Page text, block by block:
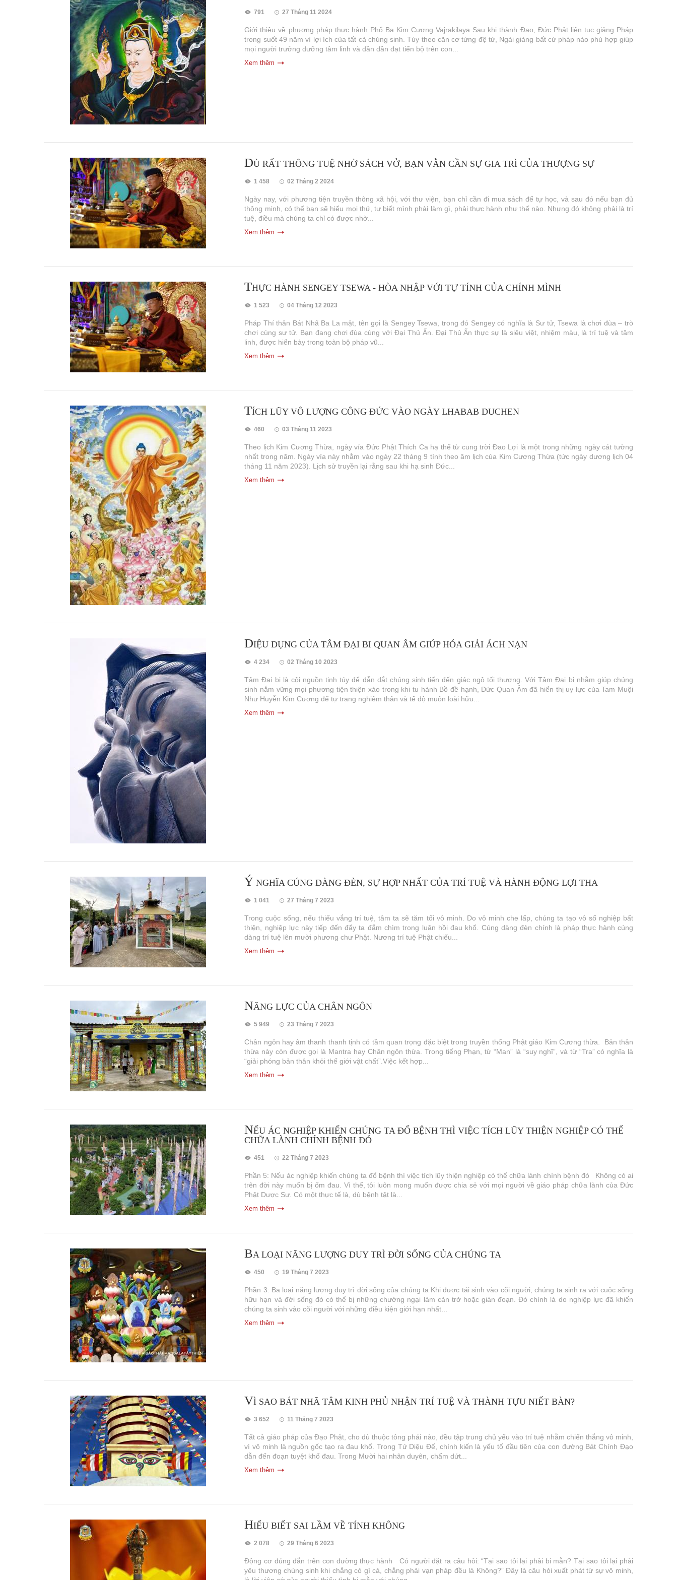
791 27 Tháng 11 2024
Giới thiệu về phương pháp thực hành Phổ Ba Kim Cương Vajrakilaya Sau khi thành Đạo, Đức Phật liên tục giảng Pháp
trong suốt 49 năm vì lợi ích của tất cả chúng sinh. Tùy theo căn cơ từng đệ tử, Ngài giảng bất cứ pháp nào phù hợp giúp
mọi người trưởng dưỡng tâm linh và dần dần đạt tiến bộ trên con...
Xem thêm
DÙ RẤT THÔNG TUỆ NHỜ SÁCH VỞ, BẠN VẪN CẦN SỰ GIA TRÌ CỦA THƯỢNG SỰ
1 458 02 Tháng 2 2024
Ngày nay, với phương tiện truyền thông xã hội, với thư viện, bạn chỉ cần đi mua sách để tự học, và sau đó nếu bạn đủ
thông minh, có thể bạn sẽ hiểu mọi thứ, tự biết mình phải làm gì, phải thực hành như thế nào. Nhưng đó không phải là trí
tuệ, điều mà chúng ta chỉ có được nhờ...
Xem thêm
THỰC HÀNH SENGEY TSEWA - HÒA NHẬP VỚI TỰ TÍNH CỦA CHÍNH MÌNH
1 523 04 Tháng 12 2023
Pháp Thí thân Bát Nhã Ba La mật, tên gọi là Sengey Tsewa, trong đó Sengey có nghĩa là Sư tử, Tsewa là chơi đùa – trò
chơi cùng sư tử. Bạn đang chơi đùa cùng với Đại Thủ Ấn. Đại Thủ Ấn thực sự là siêu việt, nhiệm màu, là trí tuệ và tâm
linh, được hiển bày trong toàn bộ pháp vũ...
Xem thêm
TÍCH LŨY VÔ LƯỢNG CÔNG ĐỨC VÀO NGÀY LHABAB DUCHEN
460 03 Tháng 11 2023
Theo lịch Kim Cương Thừa, ngày vía Đức Phật Thích Ca hạ thế từ cung trời Đao Lợi là một trong những ngày cát tường
nhất trong năm. Ngày vía này nhằm vào ngày 22 tháng 9 tính theo âm lịch của Kim Cương Thừa (tức ngày dương lịch 04
tháng 11 năm 2023). Lịch sử truyền lại rằng sau khi hạ sinh Đức...
Xem thêm
DIỆU DỤNG CỦA TÂM ĐẠI BI QUAN ÂM GIÚP HÓA GIẢI ÁCH NẠN
4 234 02 Tháng 10 2023
Tâm Đại bi là cội nguồn tinh túy để dẫn dắt chúng sinh tiến đến giác ngộ tối thượng. Với Tâm Đại bi nhằm giúp chúng
sinh nắm vững mọi phương tiện thiện xảo trong khi tu hành Bồ đề hạnh, Đức Quan Âm đã hiển thị uy lực của Tam Muội
Như Huyễn Kim Cương để tự trang nghiêm thân và tế độ muôn loài hữu...
Xem thêm
Ý NGHĨA CÚNG DÀNG ĐÈN, SỰ HỢP NHẤT CỦA TRÍ TUỆ VÀ HÀNH ĐỘNG LỢI THA
1 041 27 Tháng 7 2023
Trong cuộc sống, nếu thiếu vắng trí tuệ, tâm ta sẽ tăm tối vô minh. Do vô minh che lấp, chúng ta tạo vô số nghiệp bất
thiện, nghiệp lực này tiếp đến đẩy ta đắm chìm trong luân hồi đau khổ. Cúng dàng đèn chính là pháp thực hành cúng
dàng trí tuệ lên mười phương chư Phật. Nương trí tuệ Phật chiếu...
Xem thêm
NĂNG LỰC CỦA CHÂN NGÔN
5 949 23 Tháng 7 2023
Chân ngôn hay âm thanh thanh tịnh có tầm quan trọng đặc biệt trong truyền thống Phật giáo Kim Cương thừa. Bản thân
thừa này còn được gọi là Mantra hay Chân ngôn thừa. Trong tiếng Phạn, từ “Man” là “suy nghĩ”, và từ “Tra” có nghĩa là
“giải phóng bản thân khỏi thế giới vật chất”.Việc kết hợp...
Xem thêm
NẾU ÁC NGHIỆP KHIẾN CHÚNG TA ĐỔ BỆNH THÌ VIỆC TÍCH LŨY THIỆN NGHIỆP CÓ THỂ
CHỮA LÀNH CHÍNH BỆNH ĐÓ
451 22 Tháng 7 2023
Phần 5: Nếu ác nghiệp khiến chúng ta đổ bệnh thì việc tích lũy thiện nghiệp có thể chữa lành chính bệnh đó Không có ai
trên đời này muốn bị ốm đau. Vì thế, tôi luôn mong muốn được chia sẻ với mọi người về giáo pháp chữa lành của Đức
Phật Dược Sư. Có một thực tế là, dù bệnh tật là...
Xem thêm
BA LOẠI NĂNG LƯỢNG DUY TRÌ ĐỜI SỐNG CỦA CHÚNG TA
450 19 Tháng 7 2023
Phần 3: Ba loại năng lượng duy trì đời sống của chúng ta Khi được tái sinh vào cõi người, chúng ta sinh ra với cuộc sống
hữu hạn và đời sống đó có thể bị những chướng ngại làm cản trở hoặc gián đoạn. Đó chính là do nghiệp lực đã khiến
chúng ta sinh vào cõi người với những điều kiện giới hạn nhất...
Xem thêm
VÌ SAO BÁT NHÃ TÂM KINH PHỦ NHẬN TRÍ TUỆ VÀ THÀNH TỰU NIẾT BÀN?
3 652 11 Tháng 7 2023
Tất cả giáo pháp của Đạo Phật, cho dù thuộc tông phái nào, đều tập trung chủ yếu vào trí tuệ nhằm chiến thắng vô minh,
vì vô minh là nguồn gốc tạo ra đau khổ. Trong Tứ Diệu Đế, chính kiến là yếu tố đầu tiên của con đường Bát Chính Đạo
dẫn đến đoạn tuyệt khổ đau. Trong Mười hai nhân duyên, chấm dứt...
Xem thêm
HIỂU BIẾT SAI LẦM VỀ TÍNH KHÔNG
2 078 29 Tháng 6 2023
Động cơ đúng đắn trên con đường thực hành Có người đặt ra câu hỏi: “Tại sao tôi lại phải bi mẫn? Tại sao tôi lại phải
yêu thương chúng sinh khi chẳng có gì cả, chẳng phải vạn pháp đều là Không?” Đây là câu hỏi xuất phát từ sự vô minh,